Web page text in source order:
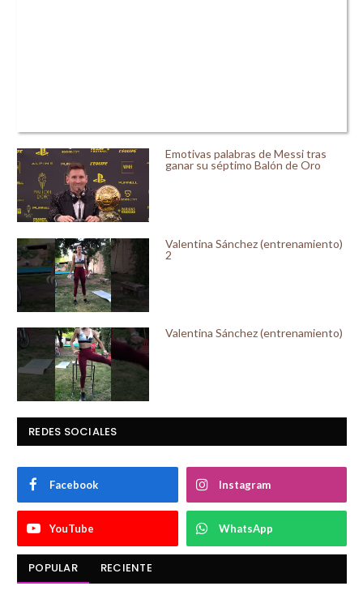
Emotivas palabras de Messi tras
ganar su séptimo Balón de Oro
Valentina Sánchez (entrenamiento)
2
Valentina Sánchez (entrenamiento)
REDES SOCIALES
Facebook Instagram
YouTube WhatsApp
POPULAR RECIENTE